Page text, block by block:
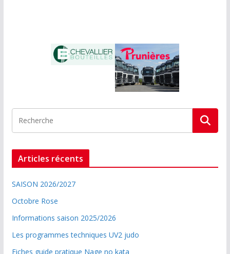
Articles récents
SAISON 2026/2027
Octobre Rose
Informations saison 2025/2026
Les programmes techniques UV2 judo
Fiches guide pratique Nage no kata